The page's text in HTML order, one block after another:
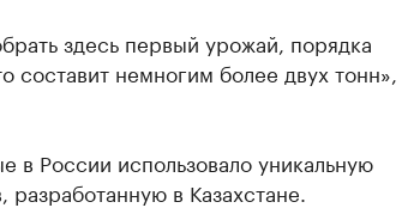
здесь первый урожай, порядка
составит немногим более двух тонн»,
в России использовало уникальную
в Казахстане.